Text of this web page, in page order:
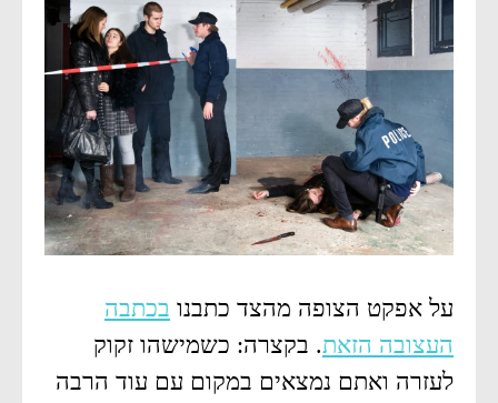
על אפקט הצופה מהצד כתבנו בכתבה
העצובה הזאת. בקצרה: כשמישהו זקוק
לעזרה ואתם נמצאים במקום עם עוד הרבה